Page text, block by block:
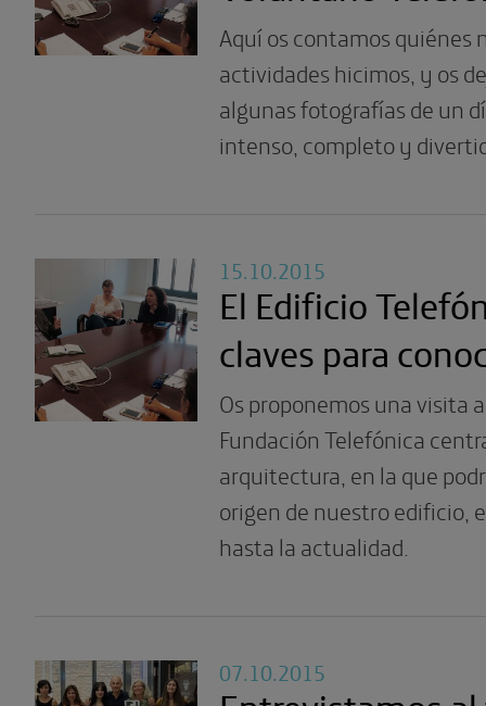
Aquí os contamos quiénes
actividades hicimos, y os
algunas fotografías de un
intenso, completo y
15.10.2015
El Edificio
claves para
Os proponemos una visita
Fundación Telefónica
arquitectura, en la que
origen de nuestro edificio,
hasta la actualidad.
07.10.2015